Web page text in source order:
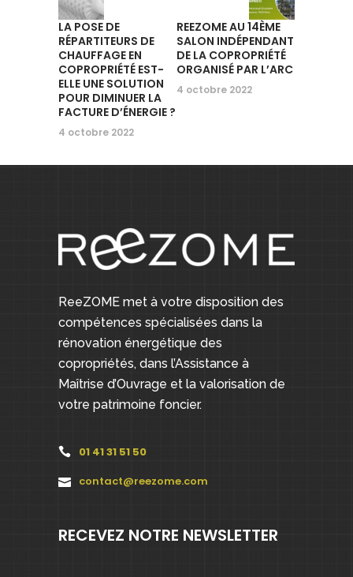
LA POSE DE
RÉPARTITEURS DE
CHAUFFAGE EN
COPROPRIÉTÉ EST-
ELLE UNE SOLUTION
POUR DIMINUER LA
FACTURE D’ÉNERGIE ?
4 octobre 2022
REEZOME AU 14ÈME
SALON INDÉPENDANT
DE LA COPROPRIÉTÉ
ORGANISÉ PAR L’ARC
4 octobre 2022
ReeZOME met à votre disposition des
compétences spécialisées dans la
rénovation énergétique des
copropriétés, dans l’Assistance à
Maîtrise d’Ouvrage et la valorisation de
votre patrimoine foncier.
01 41 31 51 50
contact@reezome.com
RECEVEZ NOTRE NEWSLETTER